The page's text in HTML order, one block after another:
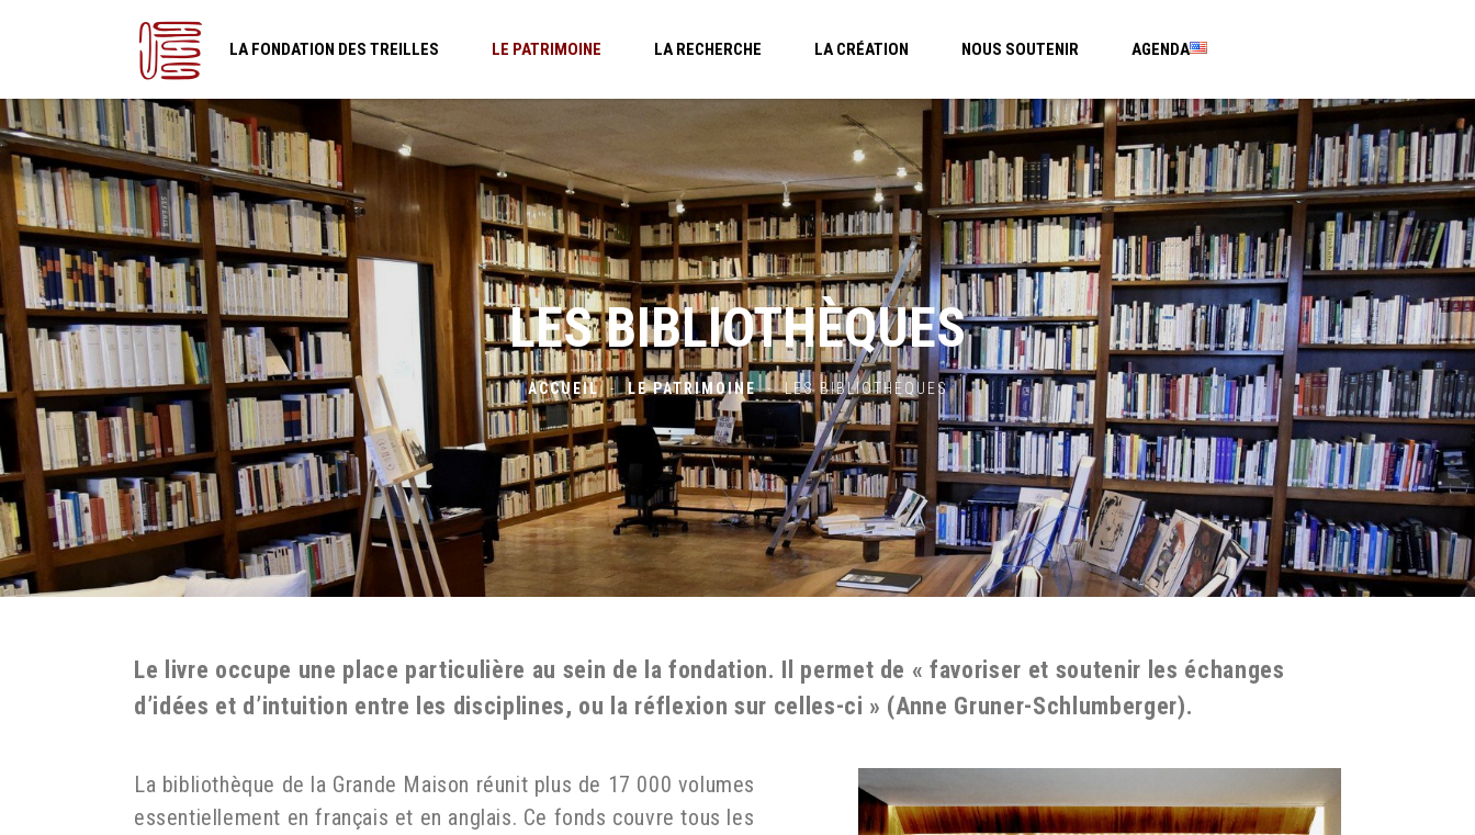
LA FONDATION DES TREILLES LE PATRIMOINE LA RECHERCHE LA CRÉATION NOUS SOUTENIR AGENDA
LES BIBLIOTHÈQUES
ACCUEIL-LE PATRIMOINE-LES BIBLIOTHÈQUES
Le livre occupe une place particulière au sein de la fondation. Il permet de « favoriser et soutenir les échanges
d’idées et d’intuition entre les disciplines, ou la réflexion sur celles-ci » (Anne Gruner-Schlumberger).
La bibliothèque de la Grande Maison réunit plus de 17 000 volumes
essentiellement en français et en anglais. Ce fonds couvre tous les